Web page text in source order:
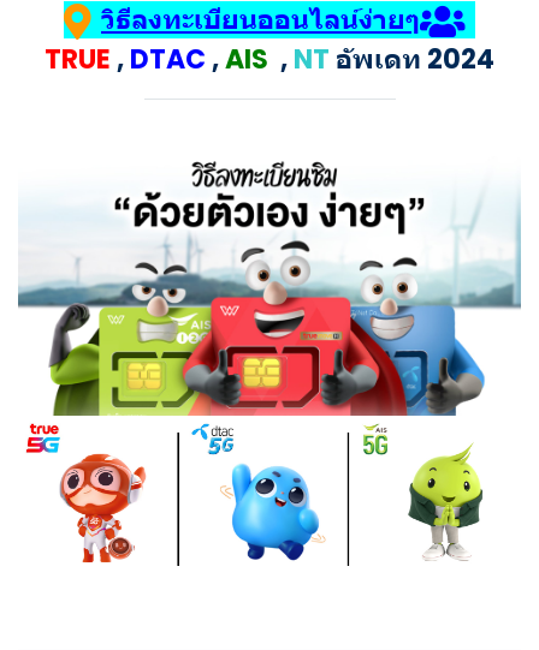
วิธีลงทะเบียนออนไลน์ง่ายๆ
TRUE ,DTAC ,AIS ,NT อัพเดท 2024